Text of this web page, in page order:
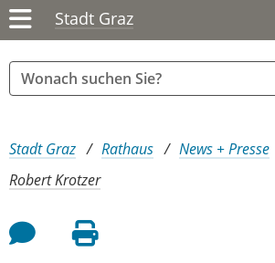
Stadt Graz
Sie sind hier:
Stadt Graz Rathaus News + Presse
Robert Krotzer
Feedback an Autor
Seite drucken